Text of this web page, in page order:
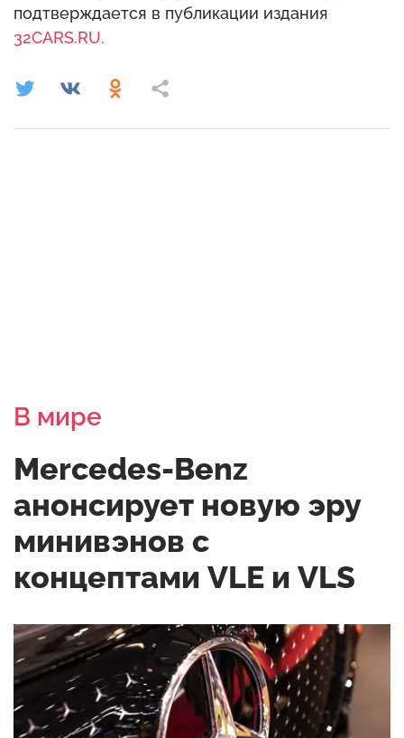
подтверждается в публикации издания
32CARS.RU.
В мире
Mercedes-Benz
анонсирует новую эру
минивэнов с
концептами VLE и VLS